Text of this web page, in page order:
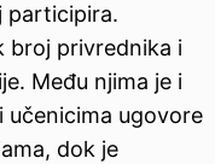
participira.
broj privrednika i
Među njima je i
učenicima ugovore
dok je